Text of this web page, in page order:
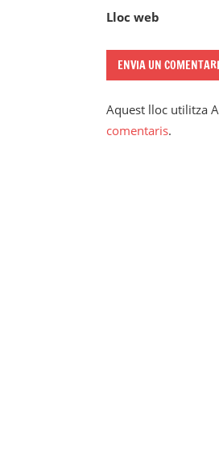
Lloc web
Aquest lloc utilitza
comentaris.